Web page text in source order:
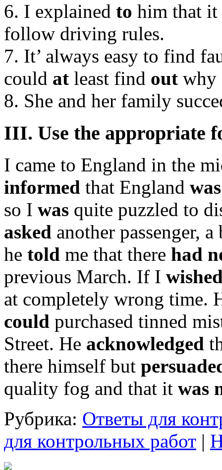
6. I explained to him that
follow driving rules.
7. It’ always easy to find
could at least find out why
8. She and her family
III. Use the appropriate
I came to England in the
informed that England was
so I was quite puzzled to
asked another passenger,
he told me that there had
previous March. If I
at completely wrong time.
could purchased tinned
Street. He acknowledged
there himself but
quality fog and that it was
Рубрика: Ответы для
для контрольных работ |